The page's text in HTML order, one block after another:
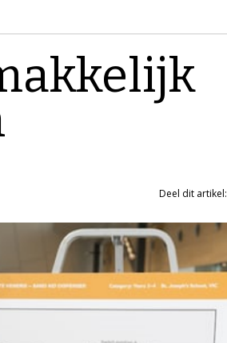
Deel dit artikel: